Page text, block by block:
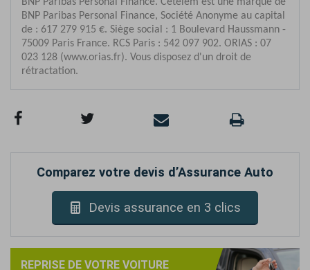
Comparez votre devis d’Assurance Auto
Devis assurance en 3 clics
REPRISE DE VOTRE VOITURE